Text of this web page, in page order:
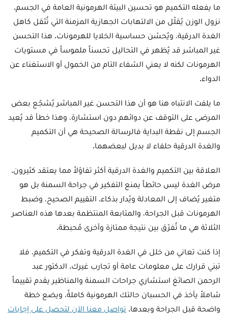
ما يفعله التكميم هو تحسين البيئة الهرمونية العامة في الجسم.
نزول الوزن يُقلّل من الالتهابات الجهازية المزمنة التي تُثقل كاهل
الغدة الدرقية، ويُحسّن حساسية الخلايا للهرمونات. هذا التحسن
غير المباشر قد يُظهر في التحاليل تحسناً ملموساً في مستويات
الهرمونات لكنه لا يعني الشفاء التام من الخمول أو الاستغناء عن
الدواء.
ما يلفت الانتباه هنا هو أن هذا التحسن غير المباشر يُشجّع بعض
المرضى على التوقف عن دوائهم دون استشارة، وهذا خطأ قد يُعيد
الجسم إلى نقطة البداية فالرسالة الصحيحة هي أن التكميم
والغدة الدرقية حلفاء لا بديل لبعضهما.
العلاقة بين التكميم والغدة الدرقية أكثر تفاؤلاً مما يعتقد كثيرون.
مرض الغدة ليس حائطاً يمنع التفكير في جراحة السمنة بل هو
متغير يُضاف إلى المعادلة ويُدار بذكاء. التقييم الصحيح، وضبط
الهرمونات قبل الجراحة، والمتابعة المنتظمة بعدها هذه العناصر
الثلاثة هي ما تُفرّق بين نتيجة ممتازة وأخرى مُحبطة.
إذا كنت تعاني من خلل في الغدة الدرقية وتفكر في التكميم، فلا
تبني قرارك على معلومات عامة أو تجارب غيرك. الدكتور عبد
الرحمن الصائغ استشاري جراحات السمنة والمناظير يقدم تقييماً
شاملاً يأخذ في الحسبان حالتك الهرمونية كاملةً، ويضع خطة
واضحة قبل الجراحة وبعدها. تواصل معنا الآن لتحصل على إجابات